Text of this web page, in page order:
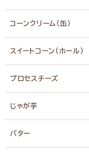
コーンクリーム（缶）
スイートコーン（ホール）
プロセスチーズ
じゃが芋
バター